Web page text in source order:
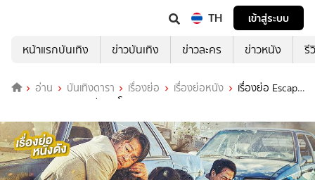
TH
เข้าสู่ระบบ
หน้าแรกบันเทิง
ข่าวบันเทิง ข่าวละคร ข่าวหนัง รี
อ่าน บันเทิงดารา เรื่องย่อ เรื่องย่อหนัง
เรื่องย่อ Escape
from Mogadishu หนีตาย โมกาดิชู